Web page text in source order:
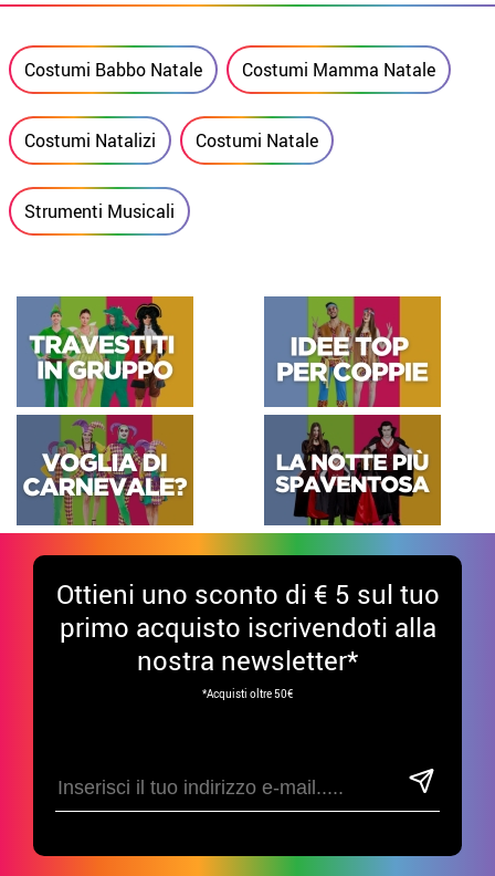
Costumi Babbo Natale Costumi Mamma Natale
Costumi Natalizi Costumi Natale
Strumenti Musicali
Ottieni uno sconto di € 5 sul tuo
primo acquisto iscrivendoti alla
nostra newsletter*
*Acquisti oltre 50€